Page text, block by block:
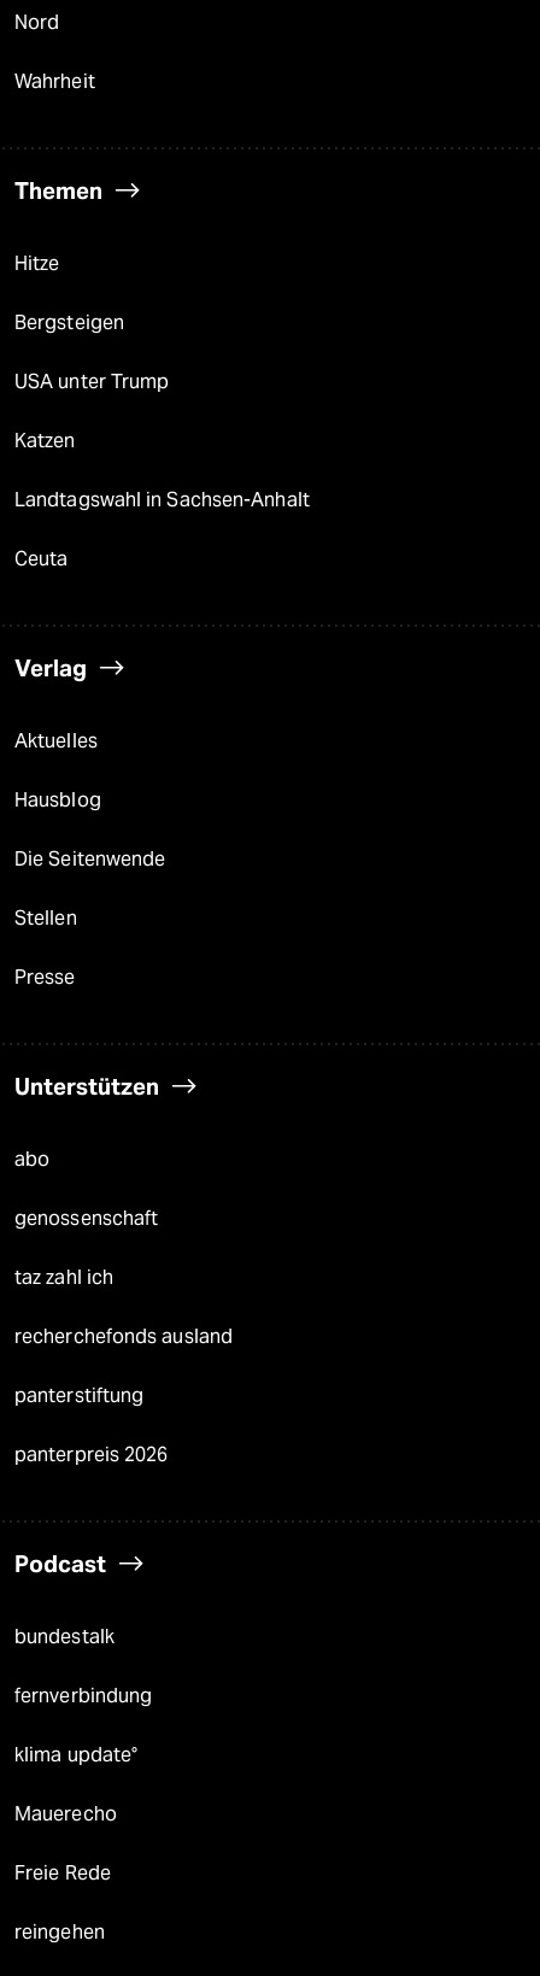
Nord
Wahrheit
Themen
Hitze
Bergsteigen
USA unter Trump
Katzen
Landtagswahl in Sachsen-Anhalt
Ceuta
Verlag
Aktuelles
Hausblog
Die Seitenwende
Stellen
Presse
Unterstützen
abo
genossenschaft
taz zahl ich
recherchefonds ausland
panterstiftung
panterpreis 2026
Podcast
bundestalk
fernverbindung
klima update°
Mauerecho
Freie Rede
reingehen